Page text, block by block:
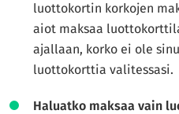
luottokortin korkojen
aiot maksaa
ajallaan, korko ei ole
luottokorttia valitessasi.
Haluatko maksaa vain